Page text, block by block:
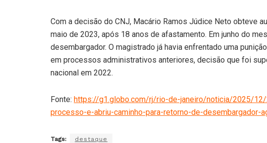
Com a decisão do CNJ, Macário Ramos Júdice Neto obteve
maio de 2023, após 18 anos de afastamento. Em junho do
desembargador. O magistrado já havia enfrentado uma
em processos administrativos anteriores, decisão que foi
nacional em 2022.
Fonte: https://g1.globo.com/rj/rio-de-janeiro/noticia/2025/
processo-e-abriu-caminho-para-retorno-de-desembargador-
Tags: destaque